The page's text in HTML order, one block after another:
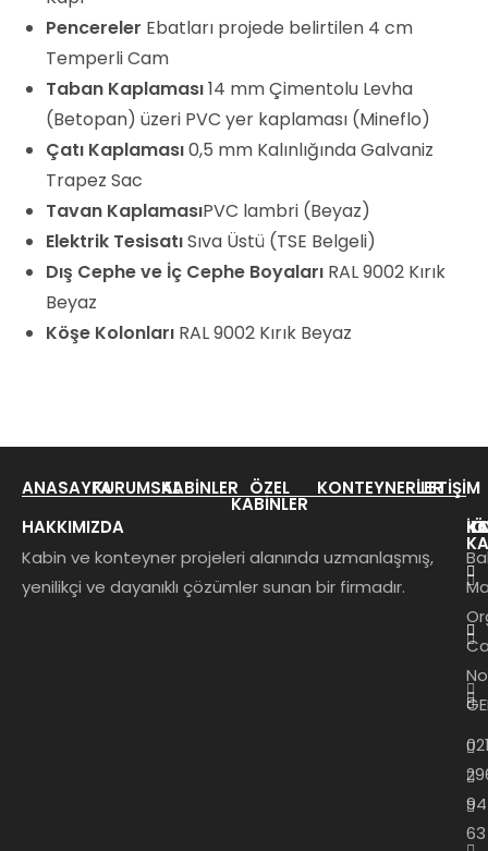
Pencereler Ebatları projede belirtilen 4 cm
Temperli Cam
Taban Kaplaması14 mm Çimentolu Levha
(Betopan) üzeri PVC yer kaplaması (Mineflo)
Çatı Kaplaması0,5 mm Kalınlığında Galvaniz
Trapez Sac
Tavan KaplamasıPVC lambri (Beyaz)
Elektrik TesisatıSıva Üstü (TSE Belgeli)
Dış Cephe ve İç Cephe Boyaları RAL 9002 Kırık
Beyaz
Köşe Kolonları RAL 9002 Kırık Beyaz
ANASAYFAKURUMSALKABINLER ÖZEL
KABINLER
KONTEYNERLERİLETIŞIM
HAKKIMIZDA
Kabin ve konteyner projeleri alanında uzmanlaşmış,
yenilikçi ve dayanıklı çözümler sunan bir firmadır.
94
63